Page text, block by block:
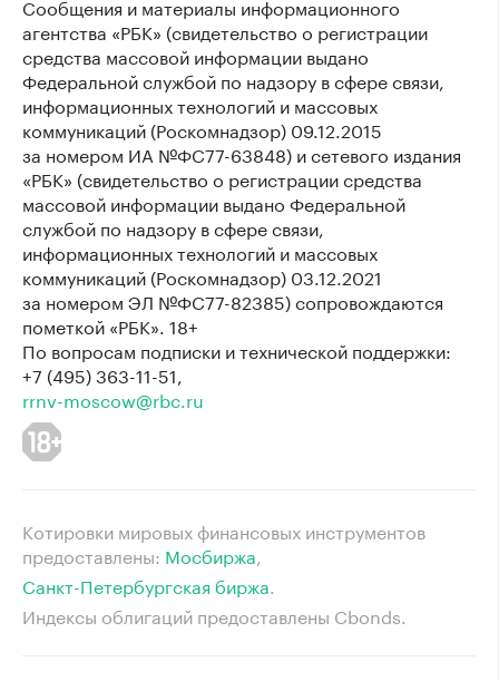
Сообщения и материалы информационного
агентства «РБК» (свидетельство о регистрации
средства массовой информации выдано
Федеральной службой по надзору в сфере связи,
информационных технологий и массовых
коммуникаций (Роскомнадзор) 09.12.2015
за номером ИА №ФС77-63848) и сетевого издания
«РБК» (свидетельство о регистрации средства
массовой информации выдано Федеральной
службой по надзору в сфере связи,
информационных технологий и массовых
коммуникаций (Роскомнадзор) 03.12.2021
за номером ЭЛ №ФС77-82385) сопровождаются
пометкой «РБК». 18+
По вопросам подписки и технической поддержки:
+7 (495) 363-11-51,
rrnv-moscow@rbc.ru
Котировки мировых финансовых инструментов
предоставлены: Мосбиржа⁠,
Санкт-Петербургская биржа⁠.
Индексы облигаций предоставлены Cbonds.